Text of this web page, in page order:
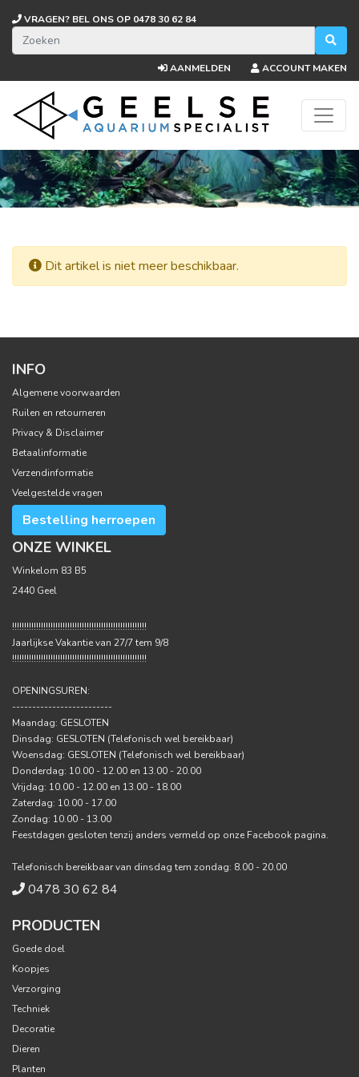
VRAGEN? BEL ONS OP 0478 30 62 84
AANMELDEN ACCOUNT MAKEN
Dit artikel is niet meer beschikbaar.
INFO
Algemene voorwaarden
Ruilen en retourneren
Privacy & Disclaimer
Betaalinformatie
Verzendinformatie
Veelgestelde vragen
Bestelling herroepen
ONZE WINKEL
Winkelom 83 B5
2440 Geel
!!!!!!!!!!!!!!!!!!!!!!!!!!!!!!!!!!!!!!!!!!!!!!!!!!!!!!!!
Jaarlijkse Vakantie van 27/7 tem 9/8
!!!!!!!!!!!!!!!!!!!!!!!!!!!!!!!!!!!!!!!!!!!!!!!!!!!!!!!!
OPENINGSUREN:
-------------------------
Maandag: GESLOTEN
Dinsdag: GESLOTEN (Telefonisch wel bereikbaar)
Woensdag: GESLOTEN (Telefonisch wel bereikbaar)
Donderdag: 10.00 - 12.00 en 13.00 - 20.00
Vrijdag: 10.00 - 12.00 en 13.00 - 18.00
Zaterdag: 10.00 - 17.00
Zondag: 10.00 - 13.00
Feestdagen gesloten tenzij anders vermeld op onze Facebook pagina.
Telefonisch bereikbaar van dinsdag tem zondag: 8.00 - 20.00
0478 30 62 84
PRODUCTEN
Goede doel
Koopjes
Verzorging
Techniek
Decoratie
Dieren
Planten